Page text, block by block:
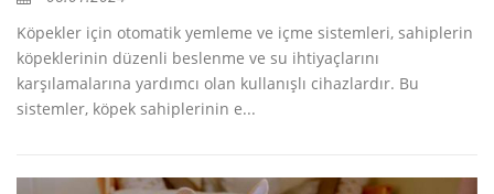
Köpekler için otomatik yemleme ve içme sistemleri, sahiplerin
köpeklerinin düzenli beslenme ve su ihtiyaçlarını
karşılamalarına yardımcı olan kullanışlı cihazlardır. Bu
sistemler, köpek sahiplerinin e...